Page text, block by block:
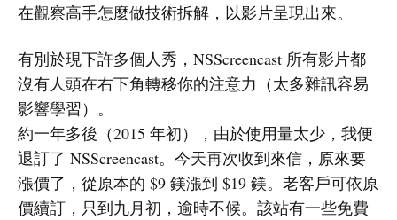
在觀察高手怎麼做技術拆解，以影片呈現出來。
有別於現下許多個人秀，NSScreencast 所有影片都
沒有人頭在右下角轉移你的注意力（太多雜訊容易
影響學習）。
約一年多後（2015 年初），由於使用量太少，我便
退訂了 NSScreencast。今天再次收到來信，原來要
漲價了，從原本的 $9 鎂漲到 $19 鎂。老客戶可依原
價續訂，只到九月初，逾時不候。該站有一些免費